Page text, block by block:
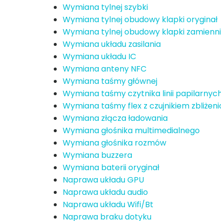
Wymiana tylnej szybki
Wymiana tylnej obudowy klapki oryginał
Wymiana tylnej obudowy klapki
Wymiana układu zasilania
Wymiana układu IC
Wymiana anteny NFC
Wymiana taśmy głównej
Wymiana taśmy czytnika linii
Wymiana taśmy flex z czujnikiem
Wymiana złącza ładowania
Wymiana głośnika multimedialnego
Wymiana głośnika rozmów
Wymiana buzzera
Wymiana baterii oryginał
Naprawa układu GPU
Naprawa układu audio
Naprawa układu Wifi/Bt
Naprawa braku dotyku